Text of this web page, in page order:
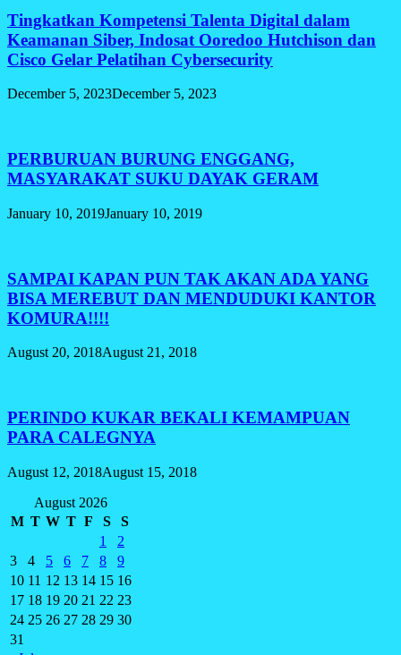
Tingkatkan Kompetensi Talenta Digital dalam
Keamanan Siber, Indosat Ooredoo Hutchison dan
Cisco Gelar Pelatihan Cybersecurity
December 5, 2023December 5, 2023
PERBURUAN BURUNG ENGGANG,
MASYARAKAT SUKU DAYAK GERAM
January 10, 2019January 10, 2019
SAMPAI KAPAN PUN TAK AKAN ADA YANG
BISA MEREBUT DAN MENDUDUKI KANTOR
KOMURA!!!!
August 20, 2018August 21, 2018
PERINDO KUKAR BEKALI KEMAMPUAN
PARA CALEGNYA
August 12, 2018August 15, 2018
August 2026
M T W T F S
S
1
2
3
4 5 6 7 8
9
10 11 12 13 14 15 16
17 18 19 20 21 22 23
24 25 26 27 28 29 30
31